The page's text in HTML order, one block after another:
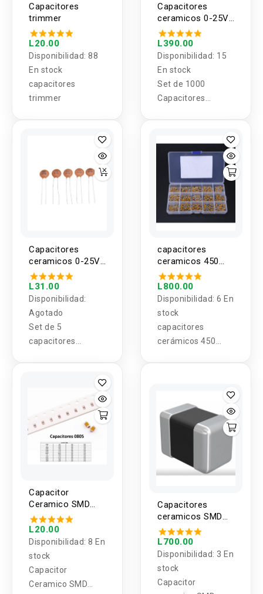
Capacitores
trimmer
L20.00
Disponibilidad: 88
En stock
capacitores
trimmer
Capacitores
ceramicos 0-25V
1pf - 100nf (1000
unidades)
L390.00
Disponibilidad: 15
En stock
Set de 1000
Capacitores
Capacitores
ceramicos 0-25V
1pf - 100nf 1
valor (5U)
L31.00
Disponibilidad:
Agotado
Set de 5
capacitores
capacitores
ceramicos 450
piezas 15 Valores
L800.00
Disponibilidad: 6 En
stock
capacitores
cerámicos 450
Capacitor
Ceramico SMD
0805 25V/50V (2
Unidades)
L20.00
Disponibilidad: 8 En
stock
Capacitor
Ceramico SMD
Capacitores
ceramicos SMD
0.47UF 16V X7R
0805 (100
unidades)
L700.00
Disponibilidad: 3 En
stock
Capacitor